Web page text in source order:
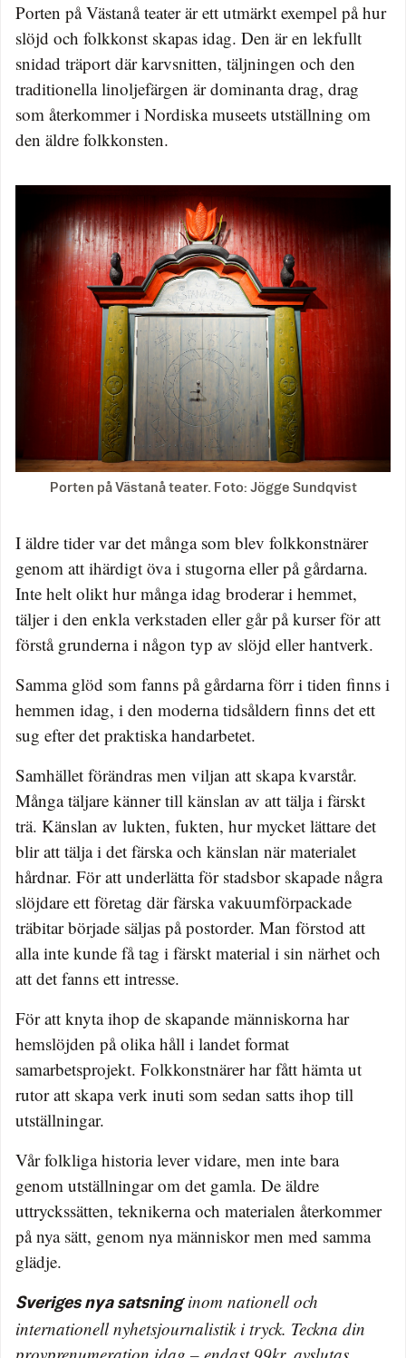
Porten på Västanå teater är ett utmärkt exempel på hur
slöjd och folkkonst skapas idag. Den är en lekfullt
snidad träport där karvsnitten, täljningen och den
traditionella linoljefärgen är dominanta drag, drag
som återkommer i Nordiska museets utställning om
den äldre folkkonsten.
Porten på Västanå teater. Foto: Jögge Sundqvist
I äldre tider var det många som blev folkkonstnärer
genom att ihärdigt öva i stugorna eller på gårdarna.
Inte helt olikt hur många idag broderar i hemmet,
täljer i den enkla verkstaden eller går på kurser för att
förstå grunderna i någon typ av slöjd eller hantverk.
Samma glöd som fanns på gårdarna förr i tiden finns i
hemmen idag, i den moderna tidsåldern finns det ett
sug efter det praktiska handarbetet.
Samhället förändras men viljan att skapa kvarstår.
Många täljare känner till känslan av att tälja i färskt
trä. Känslan av lukten, fukten, hur mycket lättare det
blir att tälja i det färska och känslan när materialet
hårdnar. För att underlätta för stadsbor skapade några
slöjdare ett företag där färska vakuumförpackade
träbitar började säljas på postorder. Man förstod att
alla inte kunde få tag i färskt material i sin närhet och
att det fanns ett intresse.
För att knyta ihop de skapande människorna har
hemslöjden på olika håll i landet format
samarbetsprojekt. Folkkonstnärer har fått hämta ut
rutor att skapa verk inuti som sedan satts ihop till
utställningar.
Vår folkliga historia lever vidare, men inte bara
genom utställningar om det gamla. De äldre
uttryckssätten, teknikerna och materialen återkommer
på nya sätt, genom nya människor men med samma
glädje.
Sveriges nya satsninginom nationell och
internationell nyhetsjournalistik i tryck. Teckna din